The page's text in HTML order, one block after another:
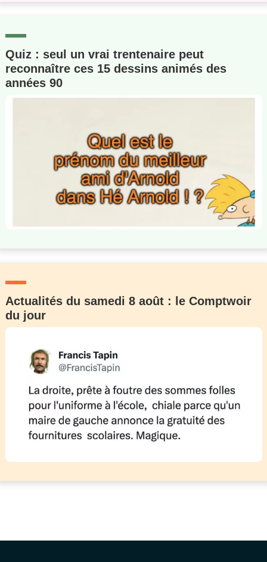
Quiz : seul un vrai trentenaire peut
reconnaître ces 15 dessins animés des
années 90
Actualités du samedi 8 août : le Comptwoir
du jour